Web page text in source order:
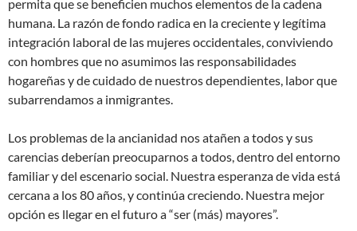
permita que se beneficien muchos elementos de la cadena
humana. La razón de fondo radica en la creciente y legítima
integración laboral de las mujeres occidentales, conviviendo
con hombres que no asumimos las responsabilidades
hogareñas y de cuidado de nuestros dependientes, labor que
subarrendamos a inmigrantes.
Los problemas de la ancianidad nos atañen a todos y sus
carencias deberían preocuparnos a todos, dentro del entorno
familiar y del escenario social. Nuestra esperanza de vida está
cercana a los 80 años, y continúa creciendo. Nuestra mejor
opción es llegar en el futuro a “ser (más) mayores”.